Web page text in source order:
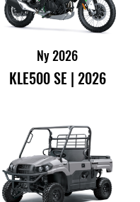
Ny 2026
KLE500 SE | 2026